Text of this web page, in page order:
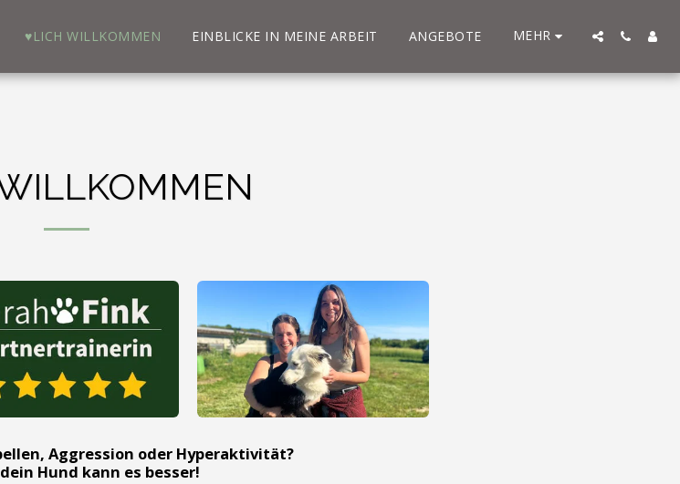
♥LICH WILLKOMMEN EINBLICKE IN MEINE ARBEIT ANGEBOTE MEHR
Aggression oder Hyperaktivität?
Hund kann es besser!